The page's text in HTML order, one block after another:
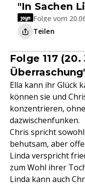
"In Sachen
Folge vom
Teilen
Folge 117
Ella kann ihr Glück
können sie und
konzentrieren,
dazwischenfunken.
Chris spricht
behutsam, aber
Linda verspricht
zum Wohl ihrer
Linda kann auch